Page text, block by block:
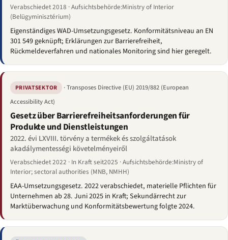
Verabschiedet 2018 · Aufsichtsbehörde:Ministry of Interior
(Belügyminisztérium)
Eigenständiges WAD-Umsetzungsgesetz. Konformitätsniveau an EN
301 549 geknüpft; Erklärungen zur Barrierefreiheit,
Rückmeldeverfahren und nationales Monitoring sind hier geregelt.
PRIVATSEKTOR
· Transposes Directive (EU) 2019/882 (European
Accessibility Act)
Gesetz über Barrierefreiheitsanforderungen für
Produkte und Dienstleistungen
2022. évi LXVIII. törvény a termékek és szolgáltatások
akadálymentességi követelményeiről
Verabschiedet 2022 · In Kraft seit2025 · Aufsichtsbehörde:Ministry of
Interior; sectoral authorities (MNB, NMHH)
EAA-Umsetzungsgesetz. 2022 verabschiedet, materielle Pflichten für
Unternehmen ab 28. Juni 2025 in Kraft; Sekundärrecht zur
Marktüberwachung und Konformitätsbewertung folgte 2024.